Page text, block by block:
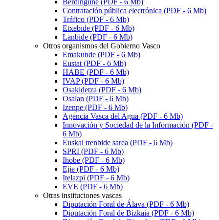
Contratación pública electrónica (PDF - 6 Mb)
Tráfico (PDF - 6 Mb)
Etxebide (PDF - 6 Mb)
Lanbide (PDF - 6 Mb)
Otros organismos del Gobierno Vasco
Emakunde (PDF - 6 Mb)
Eustat (PDF - 6 Mb)
HABE (PDF - 6 Mb)
IVAP (PDF - 6 Mb)
Osakidetza (PDF - 6 Mb)
Osalan (PDF - 6 Mb)
Izenpe (PDF - 6 Mb)
Agencia Vasca del Agua (PDF - 6 Mb)
Innovación y Sociedad de la Información (PDF -
6 Mb)
Euskal trenbide sarea (PDF - 6 Mb)
SPRI (PDF - 6 Mb)
Ihobe (PDF - 6 Mb)
Ejie (PDF - 6 Mb)
Itelazpi (PDF - 6 Mb)
EVE (PDF - 6 Mb)
Otras instituciones vascas
Diputación Foral de Álava (PDF - 6 Mb)
Diputación Foral de Bizkaia (PDF - 6 Mb)